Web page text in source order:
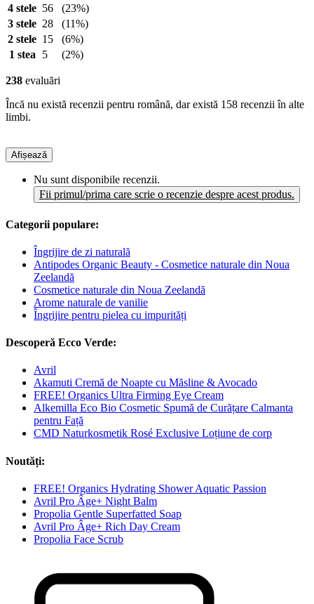
4 stele 56
(23%)
3 stele 28
(11%)
2 stele 15
(6%)
1 stea
5 (2%)
238 evaluări
Încă nu există recenzii pentru română, dar există 158 recenzii în alte
limbi.
Afișează
Nu sunt disponibile recenzii.
Fii primul/prima care scrie o recenzie despre acest produs.
Categorii populare:
Îngrijire de zi naturală
Antipodes Organic Beauty - Cosmetice naturale din Noua
Zeelandă
Cosmetice naturale din Noua Zeelandă
Arome naturale de vanilie
Îngrijire pentru pielea cu impurități
Descoperă Ecco Verde:
Avril
Akamuti Cremă de Noapte cu Măsline & Avocado
FREE! Organics Ultra Firming Eye Cream
Alkemilla Eco Bio Cosmetic Spumă de Curățare Calmanta
pentru Față
CMD Naturkosmetik Rosé Exclusive Loțiune de corp
Noutăți:
FREE! Organics Hydrating Shower Aquatic Passion
Avril Pro Âge+ Night Balm
Propolia Gentle Superfatted Soap
Avril Pro Âge+ Rich Day Cream
Propolia Face Scrub